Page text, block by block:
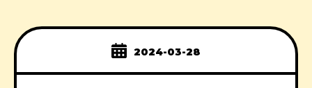
2024-03-28